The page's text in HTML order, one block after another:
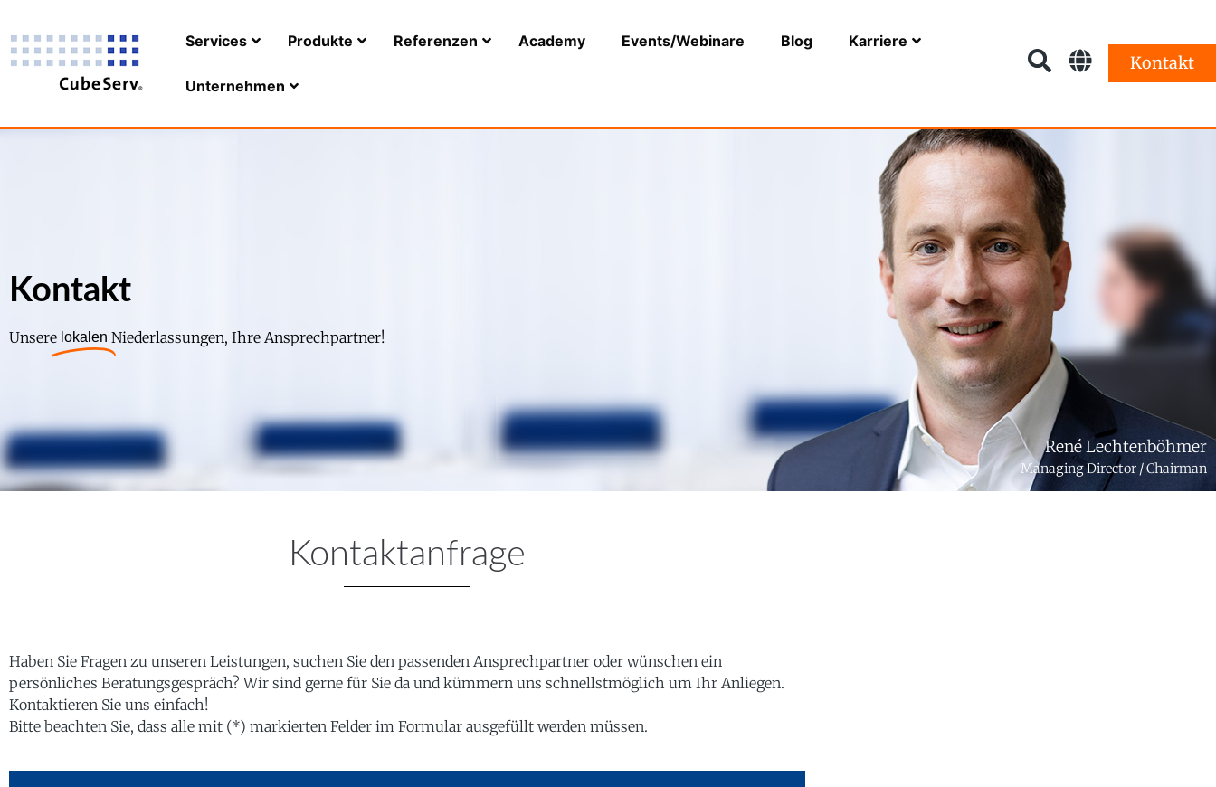
Services Produkte Referenzen Academy Events/Webinare Blog Karriere
Unternehmen
Kontakt
Kontakt
Unsere lokalen Niederlassungen, Ihre Ansprechpartner!
René Lechtenböhmer
Managing Director / Chairman
Kontaktanfrage
Haben Sie Fragen zu unseren Leistungen, suchen Sie den passenden Ansprechpartner oder wünschen ein
persönliches Beratungsgespräch? Wir sind gerne für Sie da und kümmern uns schnellstmöglich um Ihr Anliegen.
Kontaktieren Sie uns einfach!
Bitte beachten Sie, dass alle mit (*) markierten Felder im Formular ausgefüllt werden müssen.